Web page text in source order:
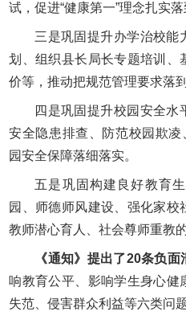
试，促进“健康第一”理念扎实
三是巩固提升办学治校能
划、组织县长局长专题培训、
价等，推动把规范管理要求落
四是巩固提升校园安全水
安全隐患排查、防范校园欺凌
园安全保障落细落实。
五是巩固构建良好教育
园、师德师风建设、强化家校
教师潜心育人、社会尊师重教
《通知》提出了20条负面
响教育公平、影响学生身心
失范、侵害群众利益等六类问